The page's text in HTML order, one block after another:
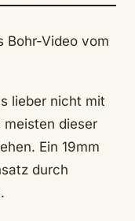
Bohr-Video vom
lieber nicht mit
meisten dieser
Ein 19mm
durch